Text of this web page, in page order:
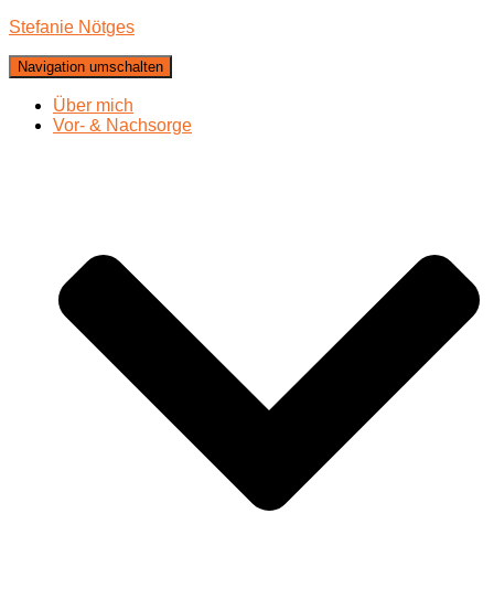
Stefanie Nötges
Navigation umschalten
Über mich
Vor- & Nachsorge